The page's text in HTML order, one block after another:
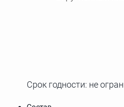
Срок годности: не